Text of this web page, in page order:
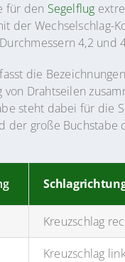
Kreuzschlag
Kreuzschlag
für den Segelflug
der Wechselschlag-
4,2 und
die
von Drahtseilen
steht dabei für die
der große Buchstabe